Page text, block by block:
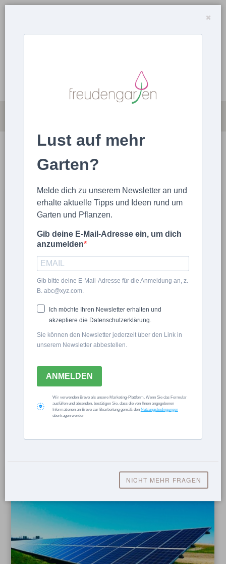
Wie dämme ich ein Gartenhaus? -4
Methoden kurz erklärt
Anne L.
Lust auf mehr
Garten?
Melde dich zu unserem Newsletter an und
erhalte aktuelle Tipps und Ideen rund um
Garten und Pflanzen.
Gib deine E-Mail-Adresse ein, um dich
anzumelden
Gib bitte deine E-Mail-Adresse für die Anmeldung an, z.
B. abc@xyz.com.
Ich möchte Ihren Newsletter erhalten und
akzeptiere die Datenschutzerklärung.
Sie können den Newsletter jederzeit über den Link in
unserem Newsletter abbestellen.
ANMELDEN
Wir verwenden Brevo als unsere Marketing-Plattform. Wenn Sie das Formular
ausfüllen und absenden, bestätigen Sie, dass die von Ihnen angegebenen
Informationen an Brevo zur Bearbeitung gemäß den Nutzungsbedingungen
übertragen werden
NICHT MEHR FRAGEN